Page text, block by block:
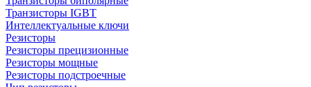
Транзисторы IGBT
Интеллектуальные ключи
Резисторы
Резисторы прецизионные
Резисторы мощные
Резисторы подстроечные